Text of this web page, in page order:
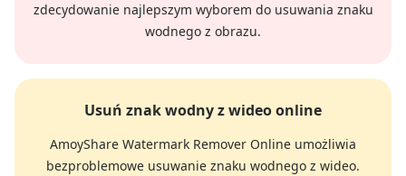
zdecydowanie najlepszym wyborem do usuwania znaku
wodnego z obrazu.
Usuń znak wodny z wideo online
AmoyShare Watermark Remover Online umożliwia
bezproblemowe usuwanie znaku wodnego z wideo.